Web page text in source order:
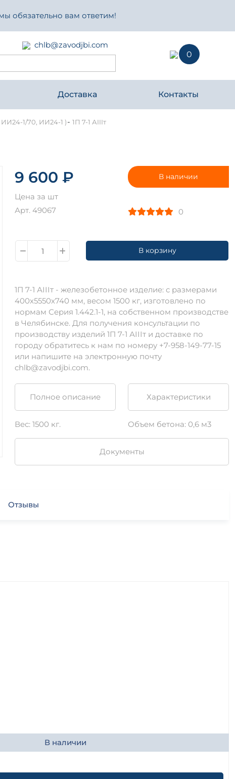
обязательно вам ответим!
chlb@zavodjbi.com
0
Доставка Контакты
ИИ24-1/70, ИИ24-1 )- 1П 7-1 АIIIт
9 600 ₽
Цена за шт
Арт. 49067
В наличии
0
В корзину
1П 7-1 АIIIт - железобетонное изделие: с размерами
400х5550х740 мм, весом 1500 кг, изготовлено по
нормам Серия 1.442.1-1, на собственном производстве
в Челябинске. Для получения консультации по
производству изделий 1П 7-1 АIIIт и доставке по
городу обратитесь к нам по номеру +7-958-149-77-15
или напишите на электронную почту
chlb@zavodjbi.com.
Полное описание Характеристики
Вес: 1500 кг. Объем бетона: 0,6 м3
Документы
Отзывы
В наличии